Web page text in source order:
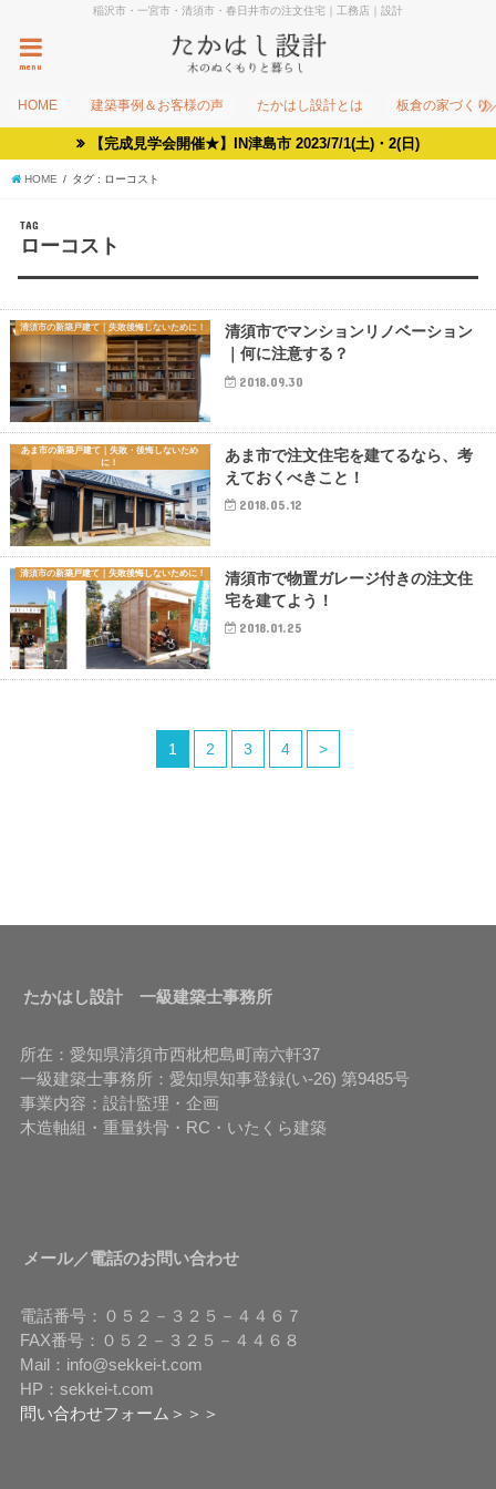
稲沢市・一宮市・清須市・春日井市の注文住宅｜工務店｜設計
menu
HOME 建築事例＆お客様の声 たかはし設計とは 板倉の家づくり
【完成見学会開催★】IN津島市 2023/7/1(土)・2(日)
HOME タグ : ローコスト
TAG
ローコスト
清須市の新築戸建て｜失敗後悔しないために！
清須市でマンションリノベーション
｜何に注意する？
2018.09.30
あま市の新築戸建て｜失敗・後悔しないため
に！
あま市で注文住宅を建てるなら、考
えておくべきこと！
2018.05.12
清須市の新築戸建て｜失敗後悔しないために！
清須市で物置ガレージ付きの注文住
宅を建てよう！
2018.01.25
1 2 3 4 >
たかはし設計 一級建築士事務所
所在：愛知県清須市西枇杷島町南六軒37
一級建築士事務所：愛知県知事登録(い-26) 第9485号
事業内容：設計監理・企画
木造軸組・重量鉄骨・RC・いたくら建築
メール／電話のお問い合わせ
電話番号：０５２－３２５－４４６７
FAX番号：０５２－３２５－４４６８
Mail：info@sekkei-t.com
HP：sekkei-t.com
問い合わせフォーム＞＞＞